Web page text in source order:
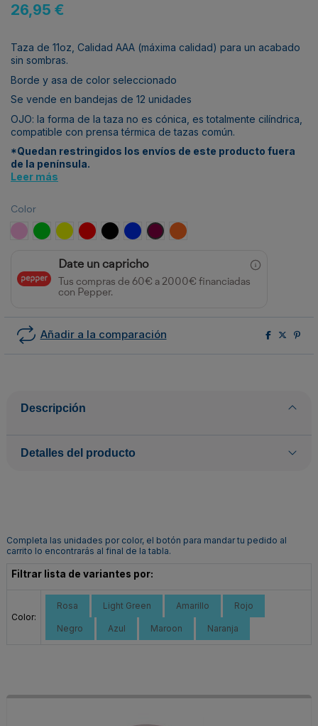
26,95 €
Taza de 11oz, Calidad AAA (máxima calidad) para un acabado
sin sombras.
Borde y asa de color seleccionado
Se vende en bandejas de 12 unidades
OJO: la forma de la taza no es cónica, es totalmente cilíndrica,
compatible con prensa térmica de tazas común.
*Quedan restringidos los envíos de este producto fuera
de la península.
Leer más
Color
Rosa Light Green
AmarilloRojo Negro Azul MaroonNaranja
Date un capricho
Tus compras de 60€ a 2000€ financiadas
con Pepper.
Añadir a la comparación
Descripción
Detalles del producto
Completa las unidades por color, el botón para mandar tu pedido al
carrito lo encontrarás al final de la tabla.
Filtrar lista de variantes por:
Color:
Rosa Light Green Amarillo Rojo
Negro Azul Maroon Naranja